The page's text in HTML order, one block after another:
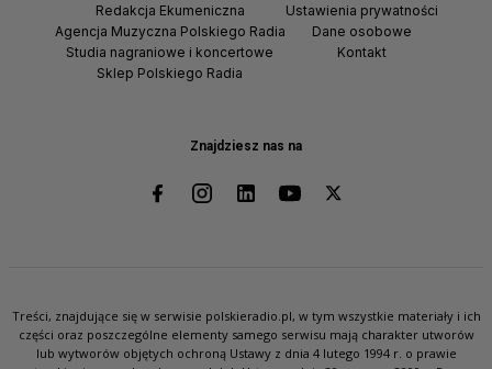
Znajdziesz nas na
Redakcja Ekumeniczna
Agencja Muzyczna Polskiego Radia
Studia nagraniowe i koncertowe
Sklep Polskiego Radia
Ustawienia prywatności
Dane osobowe
Kontakt
Treści, znajdujące się w serwisie polskieradio.pl, w tym wszystkie materiały i ich
części oraz poszczególne elementy samego serwisu mają charakter utworów
lub wytworów objętych ochroną Ustawy z dnia 4 lutego 1994 r. o prawie